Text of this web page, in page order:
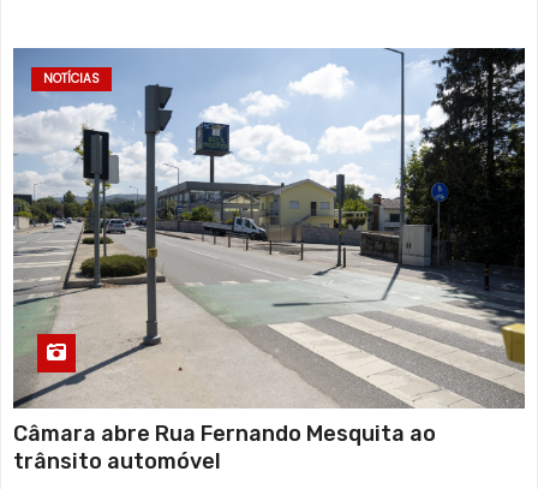
NOTÍCIAS
Câmara abre Rua Fernando Mesquita ao
trânsito automóvel